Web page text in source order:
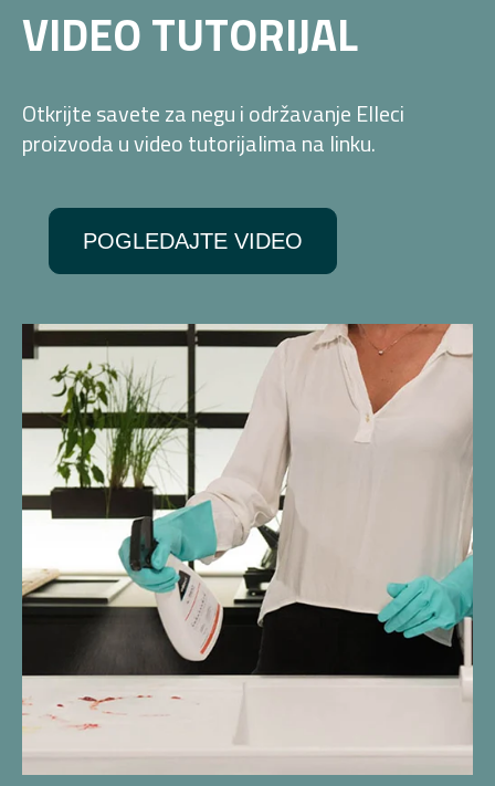
VIDEO TUTORIJAL
Otkrijte savete za negu i održavanje Elleci
proizvoda u video tutorijalima na linku.
POGLEDAJTE VIDEO